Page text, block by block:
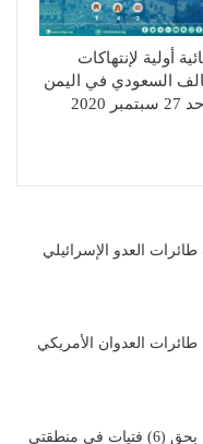
أولية لإنتهاكات
السعودي في اليمن
2020
العدو الإسرائيلي
العدوان الأمريكي
بيان إدانة جريمة الاغتصاب بحق (6) فتيات في منطقتي